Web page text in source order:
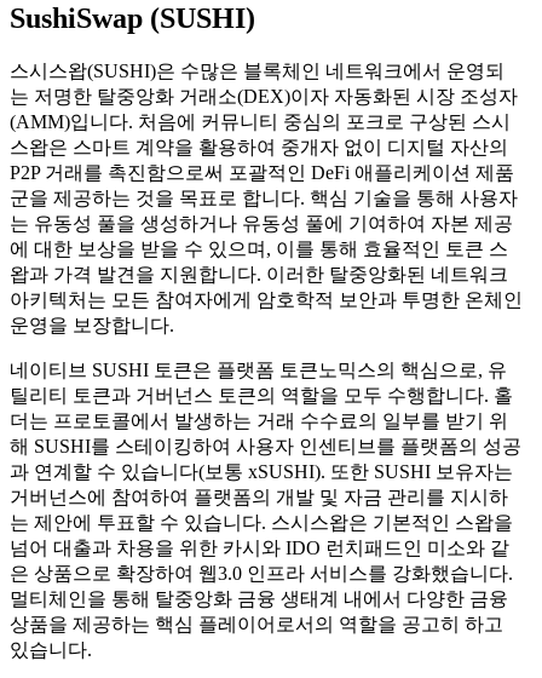
SushiSwap (SUSHI)
스시스왑(SUSHI)은 수많은 블록체인 네트워크에서 운영되
는 저명한 탈중앙화 거래소(DEX)이자 자동화된 시장 조성자
(AMM)입니다. 처음에 커뮤니티 중심의 포크로 구상된 스시
스왑은 스마트 계약을 활용하여 중개자 없이 디지털 자산의
P2P 거래를 촉진함으로써 포괄적인 DeFi 애플리케이션 제품
군을 제공하는 것을 목표로 합니다. 핵심 기술을 통해 사용자
는 유동성 풀을 생성하거나 유동성 풀에 기여하여 자본 제공
에 대한 보상을 받을 수 있으며, 이를 통해 효율적인 토큰 스
왑과 가격 발견을 지원합니다. 이러한 탈중앙화된 네트워크
아키텍처는 모든 참여자에게 암호학적 보안과 투명한 온체인
운영을 보장합니다.
네이티브 SUSHI 토큰은 플랫폼 토큰노믹스의 핵심으로, 유
틸리티 토큰과 거버넌스 토큰의 역할을 모두 수행합니다. 홀
더는 프로토콜에서 발생하는 거래 수수료의 일부를 받기 위
해 SUSHI를 스테이킹하여 사용자 인센티브를 플랫폼의 성공
과 연계할 수 있습니다(보통 xSUSHI). 또한 SUSHI 보유자는
거버넌스에 참여하여 플랫폼의 개발 및 자금 관리를 지시하
는 제안에 투표할 수 있습니다. 스시스왑은 기본적인 스왑을
넘어 대출과 차용을 위한 카시와 IDO 런치패드인 미소와 같
은 상품으로 확장하여 웹3.0 인프라 서비스를 강화했습니다.
멀티체인을 통해 탈중앙화 금융 생태계 내에서 다양한 금융
상품을 제공하는 핵심 플레이어로서의 역할을 공고히 하고
있습니다.